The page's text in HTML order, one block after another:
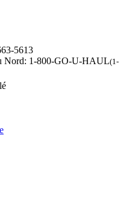
5613
Nord: 1-800-GO-U-HAUL(1-